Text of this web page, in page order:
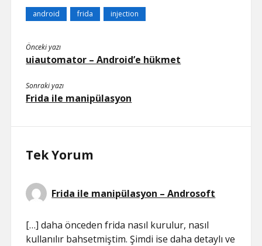
android frida injection
Önceki yazı
uiautomator – Android’e hükmet
Sonraki yazı
Frida ile manipülasyon
Tek Yorum
Frida ile manipülasyon – Androsoft
[…] daha önceden frida nasıl kurulur, nasıl
kullanılır bahsetmiştim. Şimdi ise daha detaylı ve